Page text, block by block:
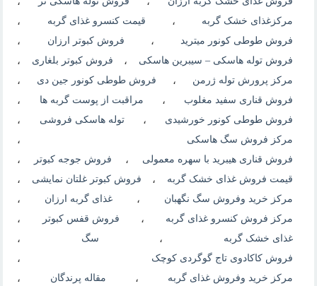
مرکزغذای خشک گربه ، قیمت کنسرو غذای گربه ،
فروش طوطی کونور میترید ، فروش کبوتر ارزان ،
فروش توله هاسکی – سیبرین هاسکی ، فروش کبوتر بلغاری ،
مرکز پرورش توله ژرمن ، فروش طوطی کونور جین دی ،
فروش قناری سفید مغلوب ، مراقبت از پوست گربه ها ،
فروش طوطی کونور خورشیدی ، توله هاسکی فروشی ،
مرکز فروش سگ هاسکی ،
فروش قناری هیبرید با سهره معمولی ، فروش جوجه کبوتر ،
قیمت فروش غذای خشک گربه ، فروش کبوتر غلتان نمایشی ،
مرکز خرید وفروش سگ نگهبان ، غذای گربه ارزان ،
مرکز فروش کنسرو غذای گربه ، فروش قفس کبوتر ،
غذای خشک گربه ، سگ ،
فروش کاکادوی تاج گوگردی کوچک ،
مرکز خرید وفروش غذای گربه ، مقاله پرندگان ،